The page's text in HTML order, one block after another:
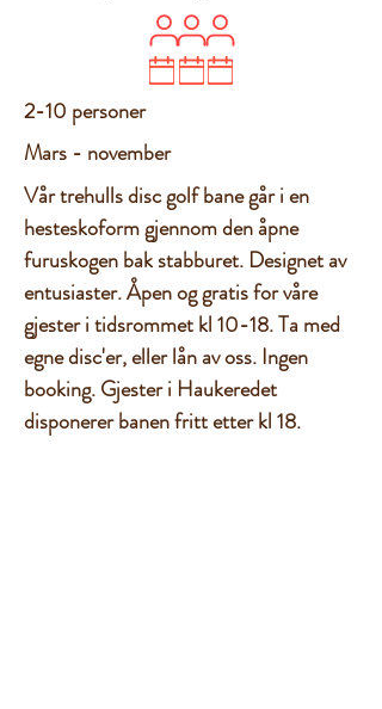
2-10 personer
Mars - november
Vår trehulls disc golf bane går i en
hesteskoform gjennom den åpne
furuskogen bak stabburet. Designet av
entusiaster. Åpen og gratis for våre
gjester i tidsrommet kl 10-18. Ta med
egne disc'er, eller lån av oss. Ingen
booking. Gjester i Haukeredet
disponerer banen fritt etter kl 18.